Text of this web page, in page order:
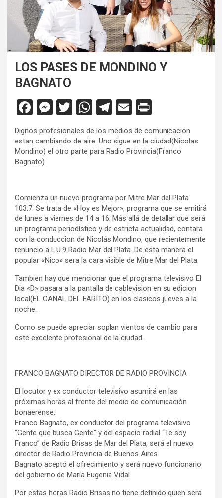
LOS PASES DE MONDINO Y
BAGNATO
F
ce
b
o
k
M
es
se
n
T
wi
tt
er
W
h
at
s
p
T
el
e
gr
E
m
ail tF
ri
dl
y
Dignos profesionales de los medios de comunicacion
estan cambiando de aire. Uno sigue en la ciudad(Nicolas
Mondino) el otro parte para Radio Provincia(Franco
Bagnato)
Comienza un nuevo programa por Mitre Mar del Plata
103.7. Se trata de «Hoy es Mejor», programa que se emitirá
de lunes a viernes de 14 a 16. Más allá de detallar que será
un programa periodístico y de estricta actualidad, contara
con la conduccion de Nicolás Mondino, que recientemente
renuncio a L.U.9 Radio Mar del Plata. De esta manera el
popular «Nico» sera la cara visible de Mitre Mar del Plata.
Tambien hay que mencionar que el programa televisivo El
Dia «D» pasara a la pantalla de cablevision en su edicion
local(EL CANAL DEL FARITO) en los clasicos jueves a la
noche.
Como se puede apreciar soplan vientos de cambio para
este excelente profesional de la ciudad.
FRANCO BAGNATO DIRECTOR DE RADIO PROVINCIA
El locutor y ex conductor televisivo asumirá en las
próximas horas al frente del medio de comunicación
bonaerense.
Franco Bagnato, ex conductor del programa televisivo
“Gente que busca Gente” y del espacio radial “Te soy
Franco” de Radio Brisas de Mar del Plata, será el nuevo
director de Radio Provincia de Buenos Aires.
Bagnato aceptó el ofrecimiento y será nuevo funcionario
del gobierno de María Eugenia Vidal.
Por estas horas Radio Brisas no tiene definido quien sera